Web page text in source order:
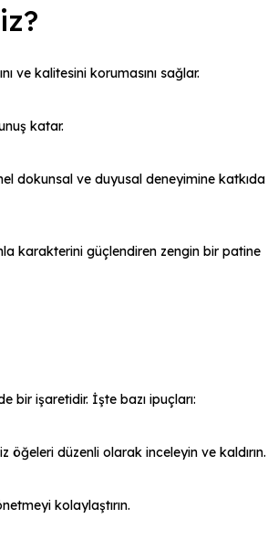
ve kalitesini korumasını sağlar.
katar.
dokunsal ve duyusal deneyimine katkıda
karakterini güçlendiren zengin bir patine
bir işaretidir. İşte bazı ipuçları:
öğeleri düzenli olarak inceleyin ve kaldırın.
kolaylaştırın.